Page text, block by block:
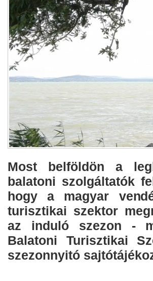
Most belföldön a
balatoni szolgáltatók
hogy a magyar
turisztikai szektor
az induló szezon -
Balatoni Turisztikai
szezonnyitó